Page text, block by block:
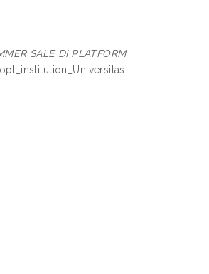
SALE DI PLATFORM